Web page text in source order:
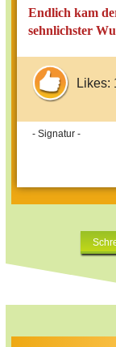
Endlich kam
sehnlichster
Likes:
- Signatur -